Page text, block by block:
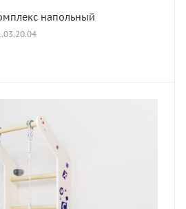
напольный